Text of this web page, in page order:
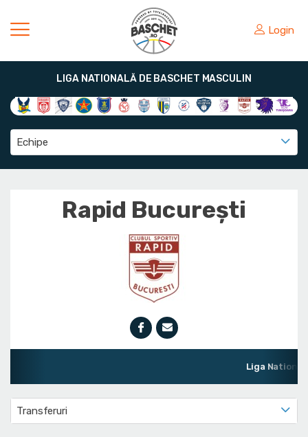
Login
LIGA NATIONALĂ DE BASCHET MASCULIN
Echipe
Rapid București
Liga Natională de Baschet
Transferuri